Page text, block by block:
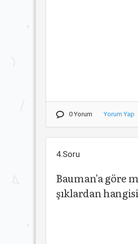
0 Yorum Yorum Yap
4.Soru
Bauman'a göre
şıklardan